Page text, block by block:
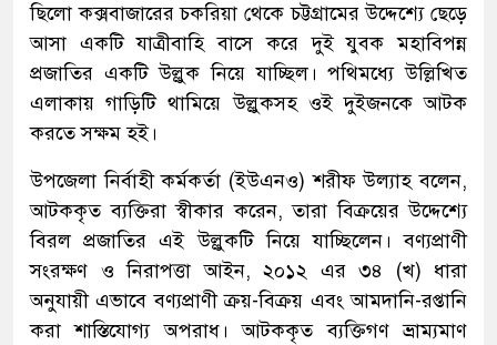
ছিলো কক্সবাজারের চকরিয়া থেকে চট্টগ্রামের উদ্দেশ্যে ছেড়ে
আসা একটি যাত্রীবাহি বাসে করে দুই যুবক মহাবিপন্ন
প্রজাতির একটি উল্লুক নিয়ে যাচ্ছিল। পথিমধ্যে উল্লিখিত
এলাকায় গাড়িটি থামিয়ে উল্লুকসহ ওই দুইজনকে আটক
করতে সক্ষম হই।
উপজেলা নির্বাহী কর্মকর্তা (ইউএনও) শরীফ উল্যাহ বলেন,
আটককৃত ব্যক্তিরা স্বীকার করেন, তারা বিক্রয়ের উদ্দেশ্যে
বিরল প্রজাতির এই উল্লুকটি নিয়ে যাচ্ছিলেন। বণ্যপ্রাণী
সংরক্ষণ ও নিরাপত্তা আইন, ২০১২ এর ৩৪ (খ) ধারা
অনুযায়ী এভাবে বণ্যপ্রাণী ক্রয়-বিক্রয় এবং আমদানি-রপ্তানি
করা শাস্তিযোগ্য অপরাধ। আটককৃত ব্যক্তিগণ ভ্রাম্যমাণ